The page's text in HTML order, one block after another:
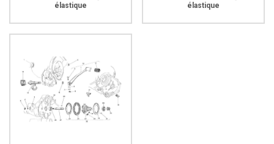
élastique
élastique